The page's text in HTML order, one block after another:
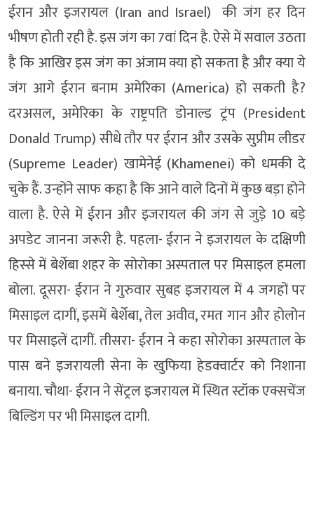
ईरान और इजरायल (Iran and Israel) की जंग हर दिन
भीषण होती रही है. इस जंग का 7वां दिन है. ऐसे में सवाल उठता
है कि आखिर इस जंग का अंजाम क्या हो सकता है और क्या ये
जंग आगे ईरान बनाम अमेरिका (America) हो सकती है?
दरअसल, अमेरिका के राष्ट्रपति डोनाल्ड ट्रंप (President
Donald Trump) सीधे तौर पर ईरान और उसके सुप्रीम लीडर
(Supreme Leader) खामेनेई (Khamenei) को धमकी दे
चुके हैं. उन्होंने साफ कहा है कि आने वाले दिनों में कुछ बड़ा होने
वाला है. ऐसे में ईरान और इजरायल की जंग से जुड़े 10 बड़े
अपडेट जानना जरूरी है. पहला- ईरान ने इजरायल के दक्षिणी
हिस्से में बेर्शेबा शहर के सोरोका अस्पताल पर मिसाइल हमला
बोला. दूसरा- ईरान ने गुरुवार सुबह इजरायल में 4 जगहों पर
मिसाइल दागीं, इसमें बेर्शेबा, तेल अवीव, रमत गान और होलोन
पर मिसाइलें दागीं. तीसरा- ईरान ने कहा सोरोका अस्पताल के
पास बने इजरायली सेना के खुफिया हेडक्वार्टर को निशाना
बनाया. चौथा- ईरान ने सेंट्रल इजरायल में स्थित स्टॉक एक्सचेंज
बिल्डिंग पर भी मिसाइल दागी.